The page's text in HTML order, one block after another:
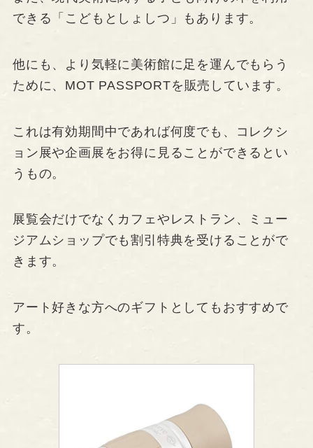
できる「こどもとしょしつ」もあります。
他にも、より気軽に美術館に足を運んでもらう
ために、MOT PASSPORTを販売しています。
これは有効期間中であれば何度でも、コレクシ
ョン展や企画展をお得に見ることができるとい
うもの。
展覧会だけでなくカフェやレストラン、ミュー
ジアムショップでも割引特典を受けることがで
きます。
アート好きな方へのギフトとしてもおすすめで
す。